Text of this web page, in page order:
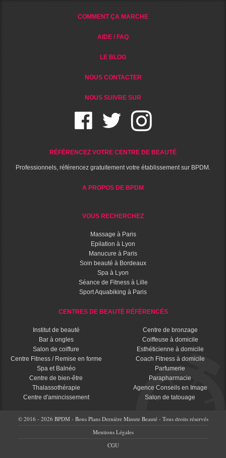
COMMENT ÇA MARCHE
AIDE / FAQ
LE BLOG
NOUS CONTACTER
NOUS SUIVRE SUR
RÉFÉRENCEZ VOTRE CENTRE DE BEAUTÉ
Professionnels, référencez gratuitement votre établissement sur BPDM.
A PROPOS DE BPDM
VOUS RECHERCHEZ
Massage à Paris
Epilation à Lyon
Manucure à Paris
Soin beauté à Bordeaux
Spa à Lyon
Séance de Fitness à Lille
Sport Aquabiking à Paris
CENTRES DE BEAUTÉ RÉFÉRENCÉS
Institut de beauté
Bar à ongles
Salon de coiffure
Centre Fitness / Remise en forme
Spa et Balnéo
Centre de bien-être
Thalassothérapie
Centre d'amincissement
Centre de bronzage
Coiffeuse à domicile
Esthéticienne à domicile
Coach Fitness à domicile
Parfumerie
Parapharmacie
Agence Conseils en Image
Salon de tatouage
© 2016 - 2026 BPDM - Bons Plans Dernière Minute Beauté - Tous droits réservés
Mentions Légales
CGU